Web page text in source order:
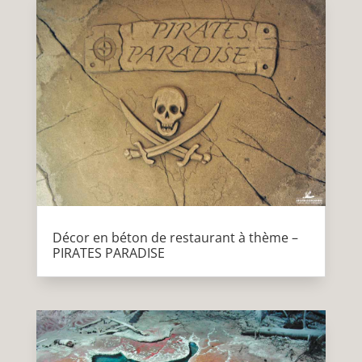
Décor en béton de restaurant à thème –
PIRATES PARADISE